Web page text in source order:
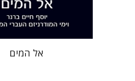
$31
$28
אל המים